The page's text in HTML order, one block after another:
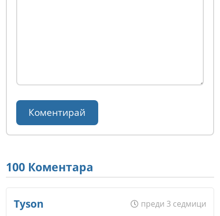
100 Коментара
Tyson
преди 3 седмици